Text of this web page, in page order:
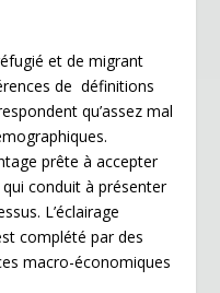
et de migrant
de définitions
qu’assez mal
prête à accepter
qui conduit à présenter
L’éclairage
complété par des
macro-économiques